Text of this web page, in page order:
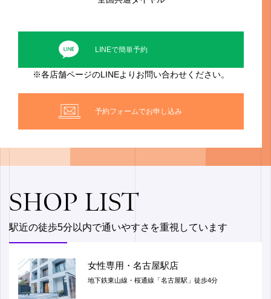
LINEで簡単予約
※各店舗ページのLINEよりお問い合わせください。
予約フォームでお申し込み
SHOP LIST
駅近の徒歩5分以内で通いやすさを重視しています
女性専用・名古屋駅店
地下鉄東山線・桜通線「名古屋駅」徒歩4分